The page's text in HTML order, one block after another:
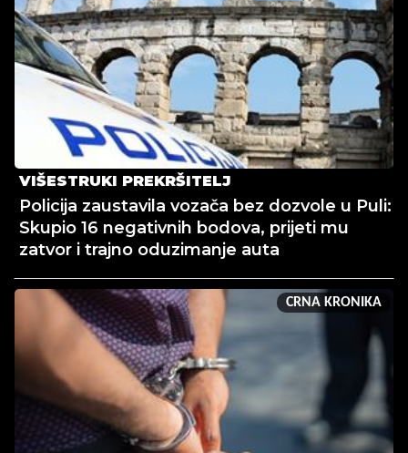
VIŠESTRUKI PREKRŠITELJ
Policija zaustavila vozača bez dozvole u Puli:
Skupio 16 negativnih bodova, prijeti mu
zatvor i trajno oduzimanje auta
CRNA KRONIKA